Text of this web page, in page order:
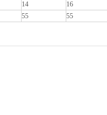
14 16
55 55